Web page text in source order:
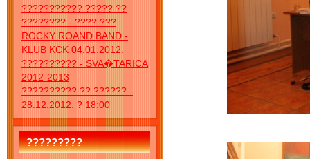
??????????? ????? ??
???????? - ???? ???
ROCKY ROAND BAND -
KLUB KCK 04.01.2012.
?????????? - SVA�TARICA
2012-2013
?????????? ?? ?????? -
28.12.2012. ? 18:00
?????????